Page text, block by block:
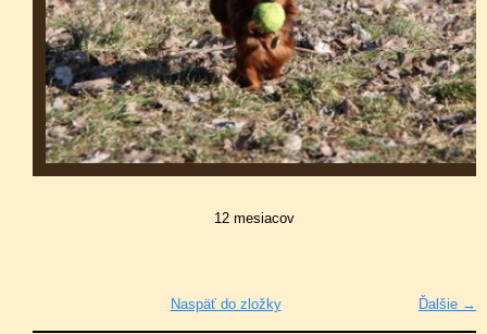
12 mesiacov
Ďalšie →
Naspäť do zložky